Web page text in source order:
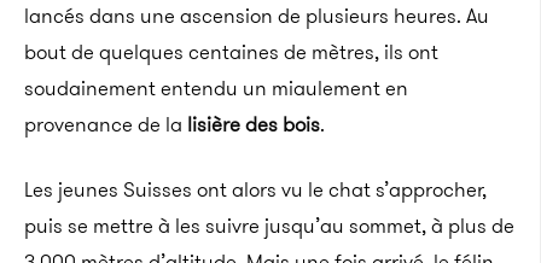
lancés dans une ascension de plusieurs heures. Au
bout de quelques centaines de mètres, ils ont
soudainement entendu un miaulement en
provenance de la lisière des bois.
Les jeunes Suisses ont alors vu le chat s’approcher,
puis se mettre à les suivre jusqu’au sommet, à plus de